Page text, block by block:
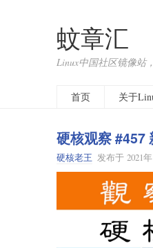
蚊章汇
Linux中国社区镜像站
首页 关于
硬核观察 #457
硬核老王 发布于 2021